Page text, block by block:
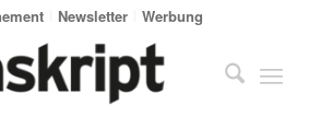
Newsletter Werbung